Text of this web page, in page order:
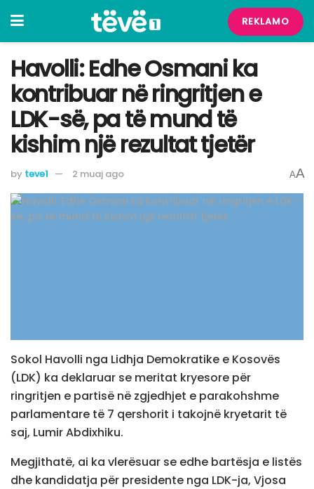
REKLAMO
Havolli: Edhe Osmani ka
kontribuar në ringritjen e
LDK-së, pa të mund të
kishim një rezultat tjetër
by teve1 2 muaj ago AA
Sokol Havolli nga Lidhja Demokratike e Kosovës
(LDK) ka deklaruar se meritat kryesore për
ringritjen e partisë në zgjedhjet e parakohshme
parlamentare të 7 qershorit i takojnë kryetarit të
saj, Lumir Abdixhiku.
Megjithatë, ai ka vlerësuar se edhe bartësja e listës
dhe kandidatja për presidente nga LDK-ja, Vjosa